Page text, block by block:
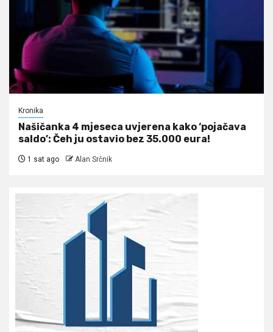
Kronika
Našičanka 4 mjeseca uvjerena kako ‘pojačava
saldo’: Čeh ju ostavio bez 35.000 eura!
1 sat ago Alan Srčnik